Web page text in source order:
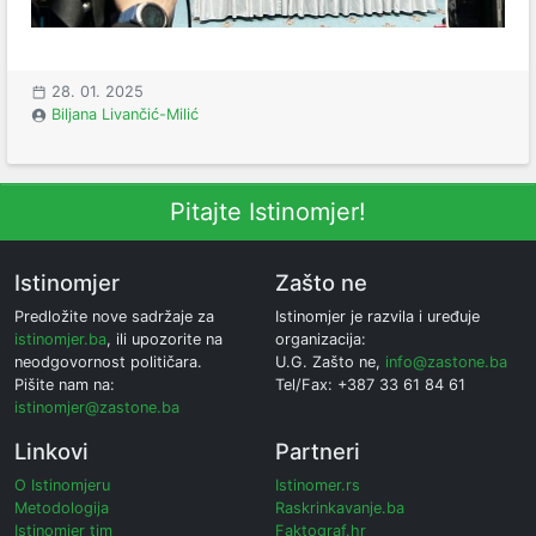
28. 01. 2025
Biljana Livančić-Milić
Pitajte Istinomjer!
Istinomjer
Predložite nove sadržaje za
istinomjer.ba, ili upozorite na
neodgovornost političara.
Pišite nam na:
istinomjer@zastone.ba
Zašto ne
Istinomjer je razvila i uređuje
organizacija:
U.G. Zašto ne, info@zastone.ba
Tel/Fax: +387 33 61 84 61
Linkovi
O Istinomjeru
Metodologija
Istinomjer tim
Partneri
Istinomer.rs
Raskrinkavanje.ba
Faktograf.hr